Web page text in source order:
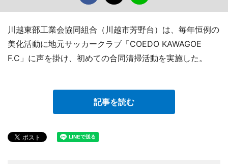
川越東部工業会協同組合（川越市芳野台）は、毎年恒例の
美化活動に地元サッカークラブ「COEDO KAWAGOE
F.C」に声を掛け、初めての合同清掃活動を実施した。
記事を読む